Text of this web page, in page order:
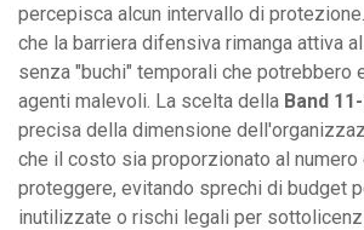
percepisca alcun intervallo di
che la barriera difensiva rimanga attiva
senza "buchi" temporali che potrebbero
agenti malevoli. La scelta della Band
precisa della dimensione
che il costo sia proporzionato al numero
proteggere, evitando sprechi di budget
inutilizzate o rischi legali per